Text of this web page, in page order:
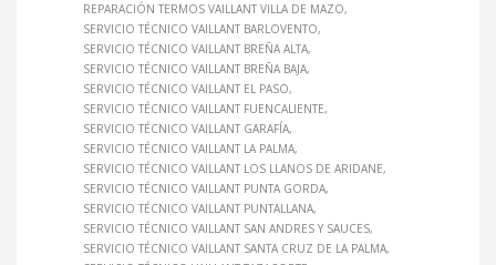
REPARACIÓN TERMOS VAILLANT VILLA DE MAZO
SERVICIO TÉCNICO VAILLANT BARLOVENTO
SERVICIO TÉCNICO VAILLANT BREÑA ALTA
SERVICIO TÉCNICO VAILLANT BREÑA BAJA
SERVICIO TÉCNICO VAILLANT EL PASO
SERVICIO TÉCNICO VAILLANT FUENCALIENTE
SERVICIO TÉCNICO VAILLANT GARAFÍA
SERVICIO TÉCNICO VAILLANT LA PALMA
SERVICIO TÉCNICO VAILLANT LOS LLANOS DE ARIDANE
SERVICIO TÉCNICO VAILLANT PUNTA GORDA
SERVICIO TÉCNICO VAILLANT PUNTALLANA
SERVICIO TÉCNICO VAILLANT SAN ANDRES Y SAUCES
SERVICIO TÉCNICO VAILLANT SANTA CRUZ DE LA PALMA